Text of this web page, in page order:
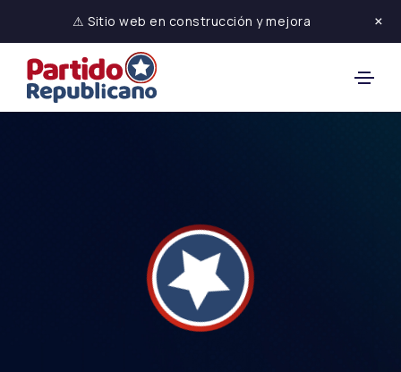
⚠ Sitio web en construcción y mejora ×